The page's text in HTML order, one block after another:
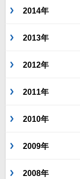
2014年
2013年
2012年
2011年
2010年
2009年
2008年